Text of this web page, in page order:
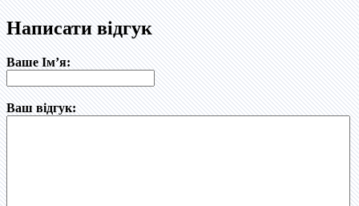
Написати відгук
Ваше Ім’я:
Ваш відгук: